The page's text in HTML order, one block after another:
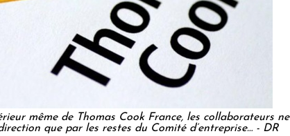
même de Thomas Cook France, les collaborateurs ne
que par les restes du Comité d’entreprise… - DR